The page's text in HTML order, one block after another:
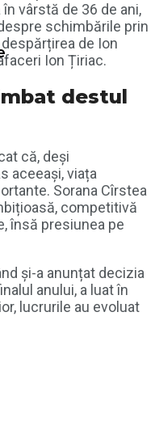
vârstă de 36 de ani,
schimbările prin
de Ion
Ion Țiriac.
destul
că, deși
aceeași, viața
Sorana Cîrstea
competitivă
însă presiunea pe
și-a anunțat decizia
anului, a luat în
lucrurile au evoluat